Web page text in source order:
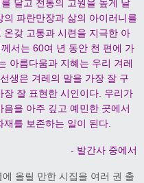
달고 전통의 고원을 높게 날
파란만장과 삶의 아이러니를
갖 고통과 시련을 지극한 아
서는 60여 년 동안 천 편에 가
아름다움과 지혜는 우리 겨레
생은 겨레의 말을 가장 잘 구
잘 표현한 시인이다. 우리가
을 아주 깊고 예민한 곳에서
재를 보존하는 일이 된다.
- 발간사 중에서
올릴 만한 시집을 여러 권 출